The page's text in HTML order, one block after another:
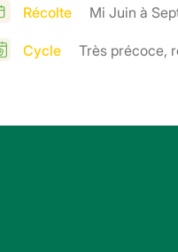
Récolte
Mi Juin à
Cycle
Très précoce,